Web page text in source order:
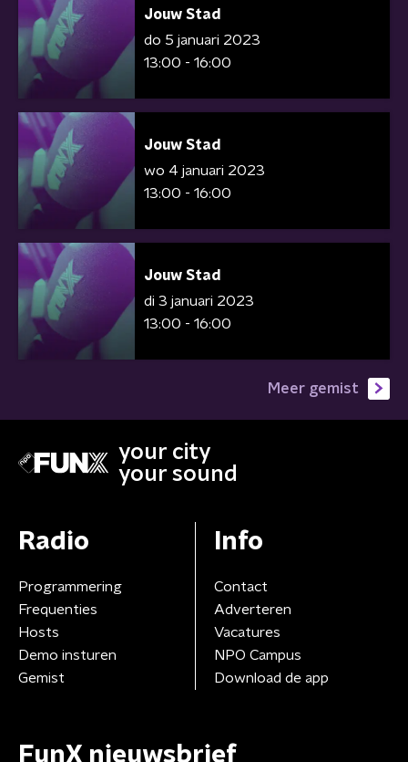
Jouw Stad
do 5 januari 2023
13:00 - 16:00
Jouw Stad
wo 4 januari 2023
13:00 - 16:00
Jouw Stad
di 3 januari 2023
13:00 - 16:00
Meer gemist
your city
your sound
Radio
Programmering
Frequenties
Hosts
Demo insturen
Gemist
Info
Contact
Adverteren
Vacatures
NPO Campus
Download de app
FunX nieuwsbrief